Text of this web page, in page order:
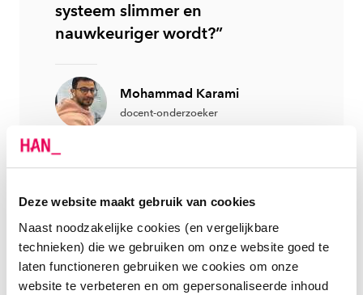
Deze website maakt gebruik van cookies
Naast noodzakelijke cookies (en vergelijkbare
technieken) die we gebruiken om onze website goed te
laten functioneren gebruiken we cookies om onze
website te verbeteren en om gepersonaliseerde inhoud
systeem slimmer en
nauwkeuriger wordt?”
Mohammad Karami
docent-onderzoeker
DIEPGAANDE INZICHTEN
Sam verklaart: “AI is grotendeels afhankelijk van
gelabelde data die vaak moeilijk te verkrijgen, duur en
niet altijd volledig zijn. Bovendien biedt historische